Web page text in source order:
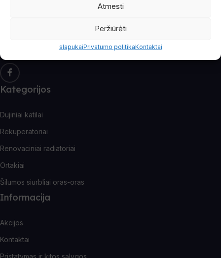
Atmesti
Peržiūrėti
slapukaiPrivatumo politikaKontaktai
Kategorijos
Dujiniai katilai
Rekuperatoriai
Renovaciniai radiatoriai
Ortakiai
Šilumos siurbliai oras-oras
Informacija
Akcijos
Kontaktai
Pristatymas ir kitos sąlygos